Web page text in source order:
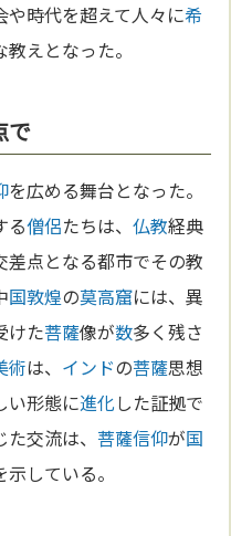
や時代を超えて人々に希
えとなった。
で
を広める舞台となった。
る僧侶たちは、仏教経典
差点となる都市でその教
国敦煌の莫高窟には、異
けた菩薩像が数多く残さ
術は、 インドの菩薩思想
い形態に進化した証拠で
た交流は、菩薩信仰が国
している。